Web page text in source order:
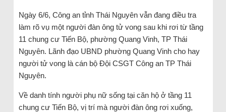
Ngày 6/6, Công an tỉnh Thái Nguyên vẫn đang điều tra
làm rõ vụ một người đàn ông tử vong sau khi rơi từ tầng
11 chung cư Tiến Bộ, phường Quang Vinh, TP Thái
Nguyên. Lãnh đạo UBND phường Quang Vinh cho hay
người tử vong là cán bộ Đội CSGT Công an TP Thái
Nguyên.
Về danh tính người phụ nữ sống tại căn hộ ở tầng 11
chung cư Tiến Bộ, vị trí mà người đàn ông rơi xuống,